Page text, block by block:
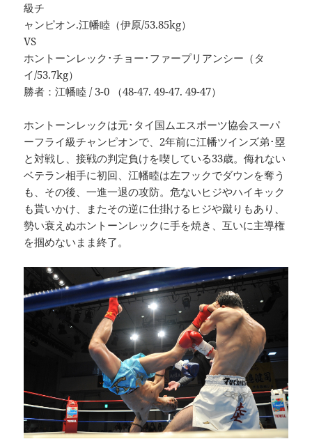
級チ
ャンピオン.江幡睦（伊原/53.85kg）
VS
ホントーンレック･チョー･ファープリアンシー（タ
イ/53.7kg）
勝者：江幡睦 / 3-0 （48-47. 49-47. 49-47）
ホントーンレックは元･タイ国ムエスポーツ協会スーパ
ーフライ級チャンピオンで、2年前に江幡ツインズ弟･塁
と対戦し、接戦の判定負けを喫している33歳。侮れない
ベテラン相手に初回、江幡睦は左フックでダウンを奪う
も、その後、一進一退の攻防。危ないヒジやハイキック
も貰いかけ、またその逆に仕掛けるヒジや蹴りもあり、
勢い衰えぬホントーンレックに手を焼き、互いに主導権
を掴めないまま終了。